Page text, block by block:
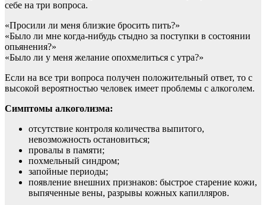
себе на три вопроса.
«Просили ли меня близкие бросить пить?»
«Было ли мне когда-нибудь стыдно за поступки в состоянии
опьянения?»
«Было ли у меня желание опохмелиться с утра?»
Если на все три вопроса получен положительный ответ, то с
высокой вероятностью человек имеет проблемы с алкоголем.
Симптомы алкоголизма:
отсутствие контроля количества выпитого,
невозможность остановиться;
провалы в памяти;
похмельный синдром;
запойные периоды;
появление внешних признаков: быстрое старение кожи,
выпяченные вены, разрывы кожных капилляров.